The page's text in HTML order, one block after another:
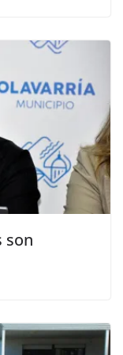
son